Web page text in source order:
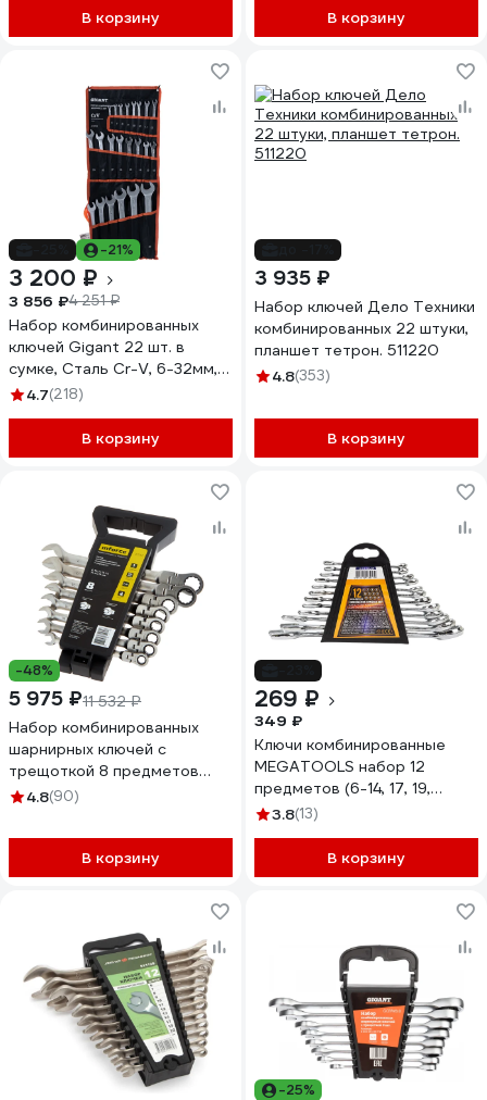
В корзину В корзину
-21%
3 200 ₽
3 856 ₽4 251 ₽
Набор комбинированных
ключей Gigant 22 шт. в
сумке, Сталь Cr-V, 6-32мм,
GCWS22
4.7(218)
В корзину
3 935 ₽
Набор ключей Дело Техники
комбинированных 22 штуки,
планшет тетрон. 511220
4.8(353)
В корзину
-48%
5 975 ₽11 532 ₽
Набор комбинированных
шарнирных ключей с
трещоткой 8 предметов
Inforce, Сталь Cr-V, 8-19мм,
4.8(90)
В корзину
269 ₽
349 ₽
Ключи комбинированные
MEGATOOLS набор 12
предметов (6-14, 17, 19,
22мм) в пласт. держателе
3.8(13)
В корзину
-25%